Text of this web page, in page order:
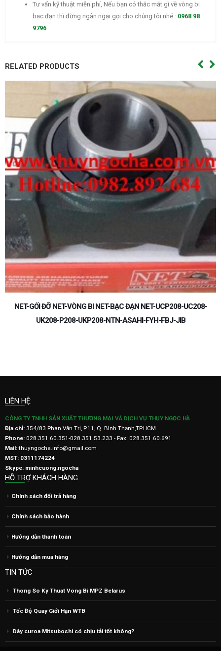
Tư vấn kỹ thuật miễn phí, Nếu bạn có thắc mắt gì về vòng bi
bạc đạn thì đừng ngân ngại gọi cho chúng tôi nhé : 0968 98
9796
RELATED PRODUCTS
NET-GỐI ĐỠ NET-VÒNG BI NET-BẠC ĐẠN NET-UCP208-UC208-
UK208-P208-UKP208-NTN-ASAHI-FYH-FBJ-JIB
LIÊN HỆ:
CÔNG TY TNHH SẢN XUẤT THƯƠNG MẠI VÀ DỊCH VỤ THỤY NGỌC HÀ
028.351.60.351-028.351.53.233 - Fax: 028.351.60.691
Skype: minhcuong.ngocha
HỖ TRỢ KHÁCH HÀNG
TIN TỨC